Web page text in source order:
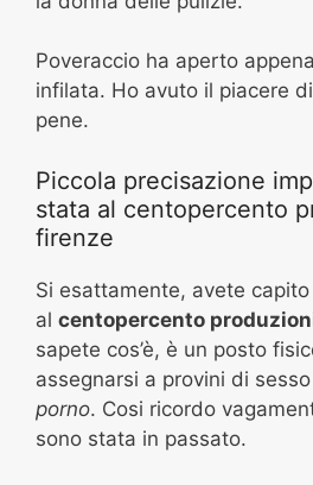
Poveraccio ha aperto
infilata. Ho avuto il piacere
pene.
Piccola precisazione
stata al centopercento
firenze
Si esattamente, avete
al centopercento
sapete cos’è, è un posto
assegnarsi a provini di
porno. Cosi ricordo
sono stata in passato.